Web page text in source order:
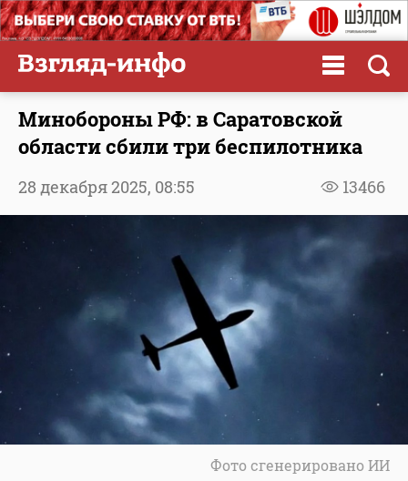
Минобороны РФ: в Саратовской
области сбили три беспилотника
13466
28 декабря 2025, 08:55
Фото сгенерировано ИИ